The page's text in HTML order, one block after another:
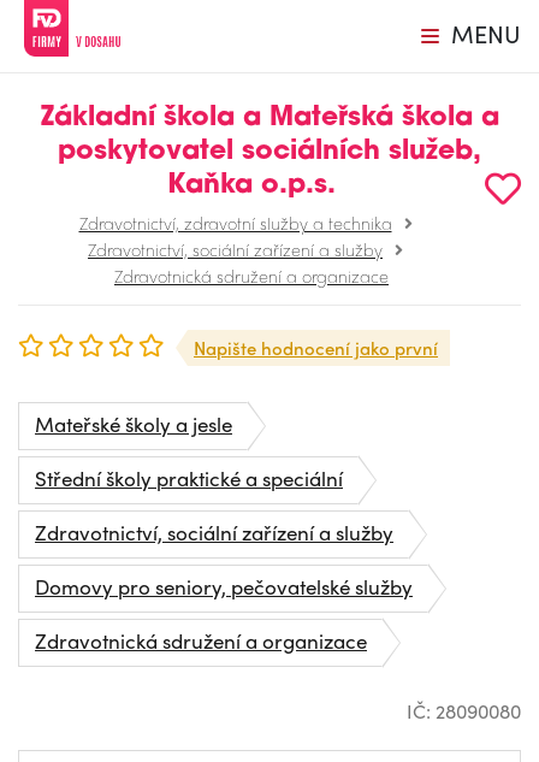
MENU
Základní škola a Mateřská škola a
poskytovatel sociálních služeb,
Kaňka o.p.s.
Zdravotnictví, zdravotní služby a technika
Zdravotnictví, sociální zařízení a služby
Zdravotnická sdružení a organizace
Napište hodnocení jako první
Mateřské školy a jesle
Střední školy praktické a speciální
Zdravotnictví, sociální zařízení a služby
Domovy pro seniory, pečovatelské služby
Zdravotnická sdružení a organizace
IČ: 28090080